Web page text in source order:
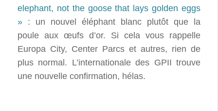
elephant, not the goose that lays golden eggs
» : un nouvel éléphant blanc plutôt que la
poule aux œufs d’or. Si cela vous rappelle
Europa City, Center Parcs et autres, rien de
plus normal. L’internationale des GPII trouve
une nouvelle confirmation, hélas.